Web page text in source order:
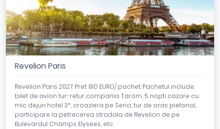
Revelion Paris
Revelion Paris 2027. Pret: 810 EURO/ pachet. Pachetul include:
bilet de avion tur-retur compania Tarom, 5 nopti cazare cu
mic dejun hotel 3*, croaziera pe Sena, tur de oras pietonal,
participare la petrecerea stradala de Revelion de pe
Bulevardul Champs Elysees, etc.